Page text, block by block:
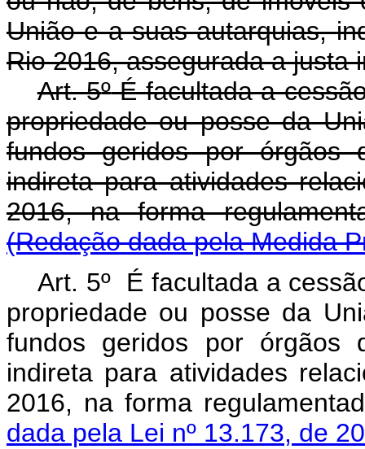
União e a suas autarquias,
Rio 2016, assegurada a justa
Art. 5ºÉ facultada a
propriedade ou posse da
fundos geridos por órgãos
indireta para atividades
2016, na forma
(Redação dada pela Medida
Art. 5ºÉ facultada a
propriedade ou posse da
fundos geridos por órgãos
indireta para atividades
2016, na forma
dada pela Lei nº 13.173, de